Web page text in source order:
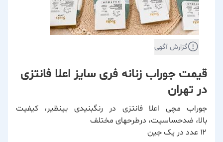
گزارش آگهی
قیمت جوراب زنانه فری سایز اعلا فانتزی
در تهران
جوراب مچی اعلا فانتزی در رنگبنیدی بینظیر، کیفیت
بالا، ضدحساسیت، درطرحهای مختلف
۱۲ عدد در یک جین